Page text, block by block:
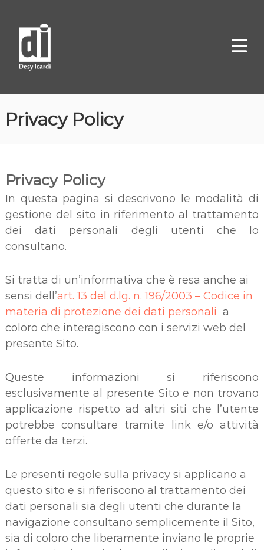
n
u
o
r
m
Privacy Policy
Privacy Policy
In questa pagina si descrivono le modalità di
gestione del sito in riferimento al trattamento
dei dati personali degli utenti che lo
consultano.
Si tratta di un’informativa che è resa anche ai
sensi dell’art. 13 del d.lg. n. 196/2003 – Codice in
materia di protezione dei dati personali a
coloro che interagiscono con i servizi web del
presente Sito.
Queste informazioni si riferiscono
esclusivamente al presente Sito e non trovano
applicazione rispetto ad altri siti che l’utente
potrebbe consultare tramite link e/o attività
offerte da terzi.
Le presenti regole sulla privacy si applicano a
questo sito e si riferiscono al trattamento dei
dati personali sia degli utenti che durante la
navigazione consultano semplicemente il Sito,
sia di coloro che liberamente inviano le proprie